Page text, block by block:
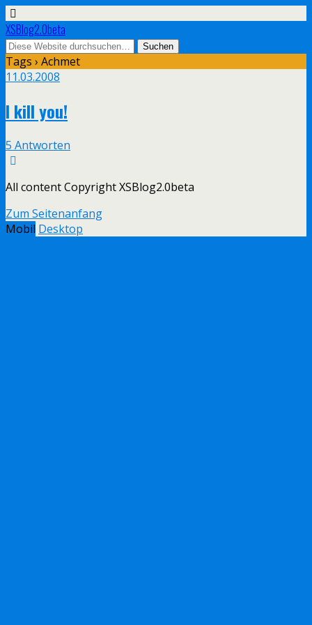
XSBlog2.0beta
Tags › Achmet
11.03.2008
I kill you!
5 Antworten
All content Copyright XSBlog2.0beta
Zum Seitenanfang
Mobil Desktop